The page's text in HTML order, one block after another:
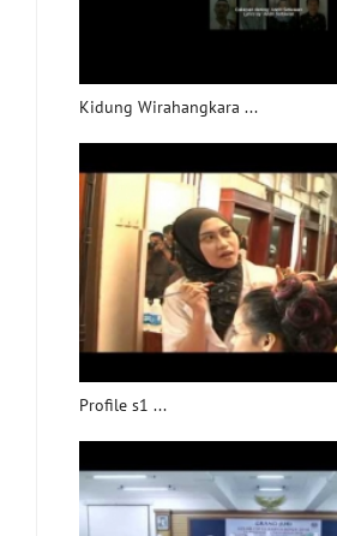
Kidung Wirahangkara ...
Profile s1 ...